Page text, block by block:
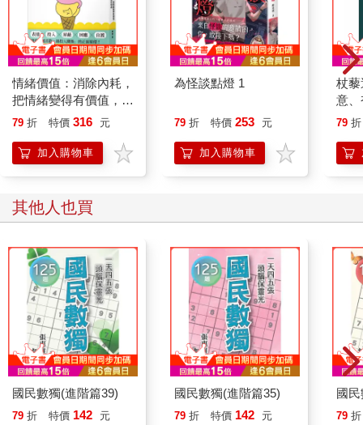
情緒價值：消除內耗，
把情緒變得有價值，跟
誰都能自在相處
79 折 特價 316 元
加入購物車
為怪談點燈 1
79 折 特價 253 元
加入購物車
杖
意
恭
79 折
其他人也買
國民數獨(進階篇39)
79 折 特價 142 元
國民數獨(進階篇35)
79 折 特價 142 元
國
79 折